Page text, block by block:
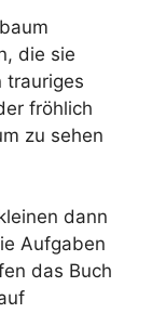
die sie
trauriges
fröhlich
zu sehen
dann
Aufgaben
das Buch